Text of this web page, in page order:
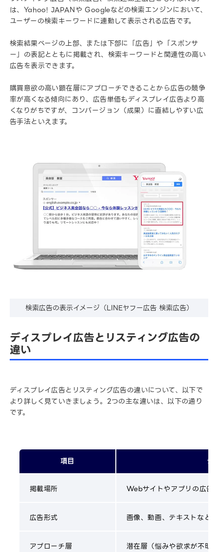
は、Yahoo! JAPANや Googleなどの検索エンジンにおいて、
ユーザーの検索キーワードに連動して表示される広告です。
検索結果ページの上部、または下部に「広告」や「スポンサ
ー」の表記とともに掲載され、検索キーワードと関連性の高い
広告を表示できます。
購買意欲の高い顕在層にアプローチできることから広告の競争
率が高くなる傾向にあり、広告単価もディスプレイ広告より高
くなりがちですが、コンバージョン（成果）に直結しやすい広
告手法といえます。
検索広告の表示イメージ（LINEヤフー広告 検索広告）
ディスプレイ広告とリスティング広告の
違い
ディスプレイ広告とリスティング広告の違いについて、以下で
より詳しく見ていきましょう。2つの主な違いは、以下の通り
です。
項目 デ
掲載場所 Webサイトやアプリの広告
広告形式 画像、動画、テキストなど
アプローチ層 潜在層（悩みや欲求が不明